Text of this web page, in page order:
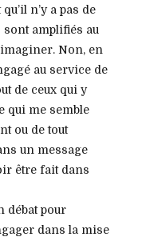
n’y a pas de
amplifiés au
Non, en
au service de
de ceux qui y
qui me semble
ou de tout
un message
être fait dans
débat pour
dans la mise